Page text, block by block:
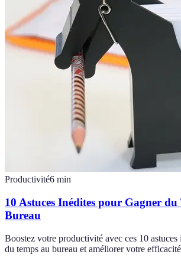
Productivité6 min
10 Astuces Inédites pour Gagner du
Bureau
Boostez votre productivité avec ces 10 astuces
du temps au bureau et améliorer votre